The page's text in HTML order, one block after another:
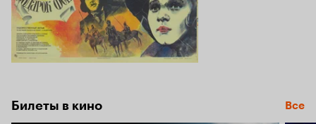
Билеты в кино Все